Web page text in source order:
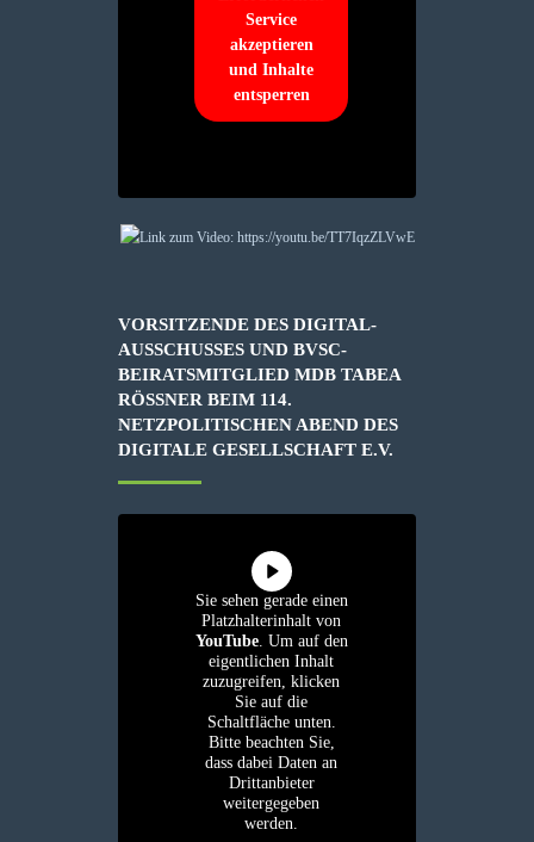
Service
akzeptieren
und Inhalte
entsperren
VORSITZENDE DES DIGITAL-
AUSSCHUSSES UND BVSC-
BEIRATSMITGLIED MDB TABEA
RÖSSNER BEIM 114. N
ETZPOLITISCHEN ABEND DES D
IGITALE GESELLSCHAFT E.V.
Sie sehen gerade einen
Platzhalterinhalt von
YouTube. Um auf den
eigentlichen Inhalt
zuzugreifen, klicken
Sie auf die
Schaltfläche unten.
Bitte beachten Sie,
dass dabei Daten an
Drittanbieter
weitergegeben
werden.